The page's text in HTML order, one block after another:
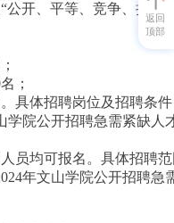
公开、平等、竞争、择
；
具体招聘岗位及招聘条
学院公开招聘急需紧缺人
员均可报名。具体招聘
年文山学院公开招聘
返回
顶部